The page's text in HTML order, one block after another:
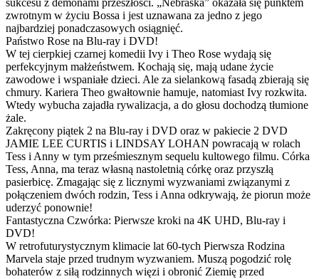
sukcesu z demonami przeszłości. „Nebraska” okazała się punktem
zwrotnym w życiu Bossa i jest uznawana za jedno z jego
najbardziej ponadczasowych osiągnięć.
Państwo Rose na Blu-ray i DVD!
W tej cierpkiej czarnej komedii Ivy i Theo Rose wydają się
perfekcyjnym małżeństwem. Kochają się, mają udane życie
zawodowe i wspaniałe dzieci. Ale za sielankową fasadą zbierają się
chmury. Kariera Theo gwałtownie hamuje, natomiast Ivy rozkwita.
Wtedy wybucha zajadła rywalizacja, a do głosu dochodzą tłumione
żale.
Zakręcony piątek 2 na Blu-ray i DVD oraz w pakiecie 2 DVD
JAMIE LEE CURTIS i LINDSAY LOHAN powracają w rolach
Tess i Anny w tym prześmiesznym sequelu kultowego filmu. Córka
Tess, Anna, ma teraz własną nastoletnią córkę oraz przyszłą
pasierbicę. Zmagając się z licznymi wyzwaniami związanymi z
połączeniem dwóch rodzin, Tess i Anna odkrywają, że piorun może
uderzyć ponownie!
Fantastyczna Czwórka: Pierwsze kroki na 4K UHD, Blu-ray i
DVD!
W retrofuturystycznym klimacie lat 60-tych Pierwsza Rodzina
Marvela staje przed trudnym wyzwaniem. Muszą pogodzić rolę
bohaterów z siłą rodzinnych więzi i obronić Ziemię przed